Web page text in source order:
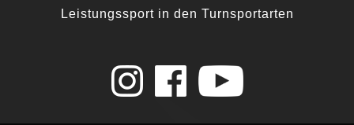
Leistungssport in den Turnsportarten